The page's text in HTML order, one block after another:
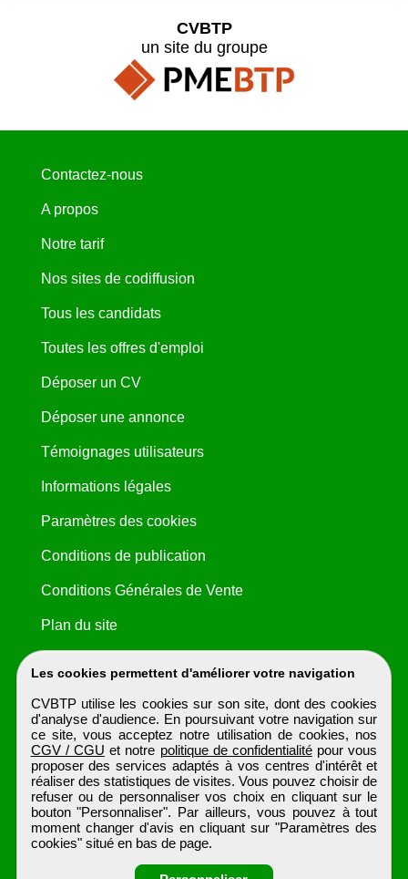
Les cookies permettent d'améliorer votre navigation
CVBTP utilise les cookies sur son site, dont des cookies
d'analyse d'audience. En poursuivant votre navigation sur
ce site, vous acceptez notre utilisation de cookies, nos
CGV / CGU et notre politique de confidentialité pour vous
proposer des services adaptés à vos centres d'intérêt et
réaliser des statistiques de visites. Vous pouvez choisir de
refuser ou de personnaliser vos choix en cliquant sur le
bouton "Personnaliser". Par ailleurs, vous pouvez à tout
moment changer d'avis en cliquant sur "Paramètres des
cookies" situé en bas de page.
CVBTP
un site du groupe
Contactez-nous
A propos
Notre tarif
Nos sites de codiffusion
Tous les candidats
Toutes les offres d'emploi
Déposer un CV
Déposer une annonce
Témoignages utilisateurs
Informations légales
Paramètres des cookies
Conditions de publication
Conditions Générales de Vente
Plan du site